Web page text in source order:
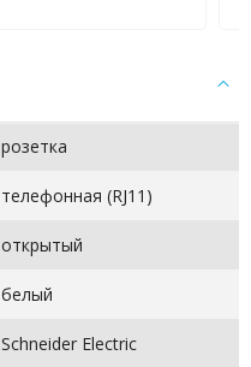
розетка
телефонная (RJ11)
открытый
белый
Schneider Electric